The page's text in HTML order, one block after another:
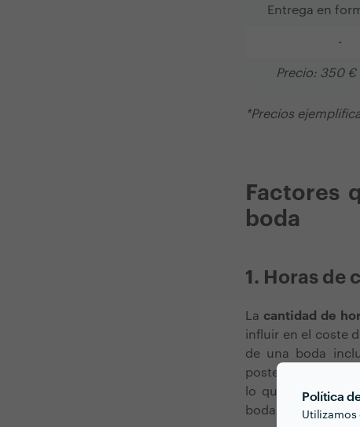
Política
Entrega en
-
Precio: 350
*Precios
Factores
boda
1. Horas de
La cantidad de
influir en el coste
de una boda
posterior, en un
lo que este es en
boda.